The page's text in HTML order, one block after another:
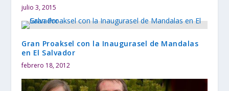
julio 3, 2015
Gran Proaksel con la Inaugurasel de Mandalas
en El Salvador
febrero 18, 2012